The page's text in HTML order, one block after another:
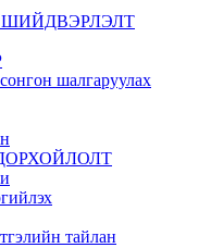
шалгаруулах
тайлан